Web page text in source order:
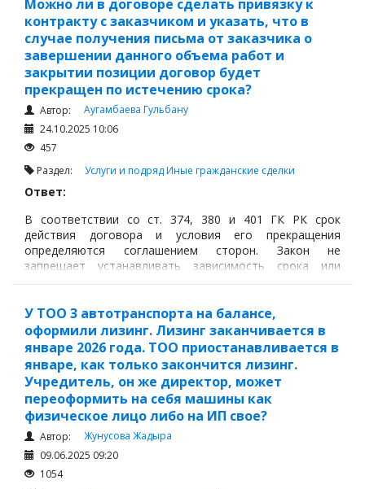
на недвижимое имущество ТОО только
через 3 года;
Можно ли в договоре сделать привязку к
контракту с заказчиком и указать, что в
случае получения письма от заказчика о
завершении данного объема работ и
закрытии позиции договор будет
прекращен по истечению срока?
Автор:
Аугамбаева Гульбану
24.10.2025 10:06
457
Раздел: Услуги и подрядИные гражданские сделки
Ответ:
В соответствии со ст. 374, 380 и 401 ГК РК срок
действия договора и условия его прекращения
определяются соглашением сторон. Закон не
запрещает устанавливать зависимость срока или
прекращения действия договора от наступления
документально.
У ТОО 3 автотранспорта на балансе,
оформили лизинг. Лизинг заканчивается в
январе 2026 года. ТОО приостанавливается в
январе, как только закончится лизинг.
Учредитель, он же директор, может
переоформить на себя машины как
физическое лицо либо на ИП свое?
Автор:
Жунусова Жадыра
09.06.2025 09:20
1054